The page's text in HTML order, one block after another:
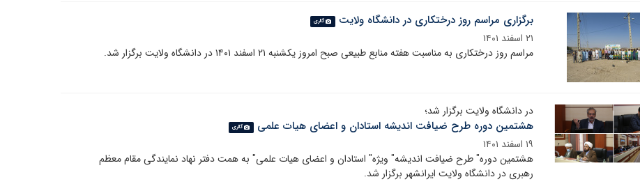
برگزاری مراسم روز درختکاری در دانشگاه ولایت گالری
۲۱ اسفند ۱۴۰۱
مراسم روز درختکاری به مناسبت هفته منابع طبیعی صبح امروز یکشنبه ۲۱ اسفند ۱۴۰۱ در دانشگاه ولایت برگزار شد.
‌در دانشگاه ولایت برگزار شد؛
هشتمین دوره طرح ضیافت اندیشه استادان و اعضای هیات علمی گالری
۱۹ اسفند ۱۴۰۱
هشتمین دوره" طرح ضیافت اندیشه" ویژه" استادان و اعضای هیات علمی" به همت دفتر نهاد نمایندگی مقام معظم
رهبری در دانشگاه ولایت ایرانشهر برگزار شد.